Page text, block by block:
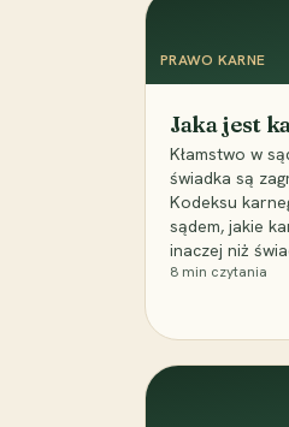
PRAWO KARNE
Jaka jest
Kłamstwo w
świadka są
Kodeksu
sądem, jakie
inaczej niż
8 min czytania